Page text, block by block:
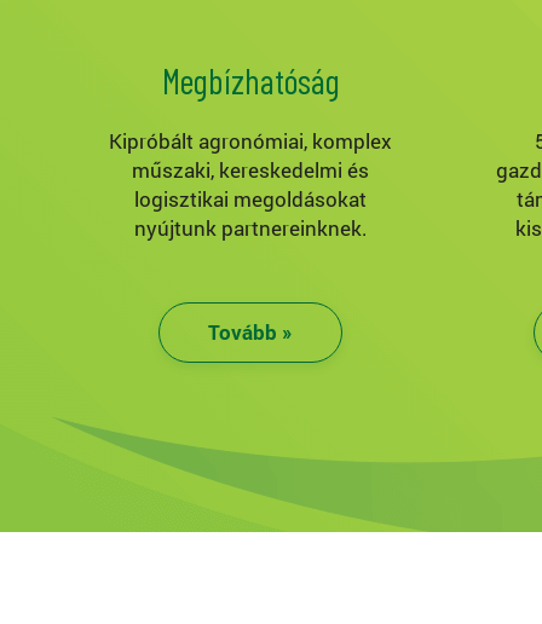
Megbízhatóság
Kipróbált agronómiai, komplex
műszaki, kereskedelmi és
logisztikai megoldásokat
nyújtunk partnereinknek.
Tovább »